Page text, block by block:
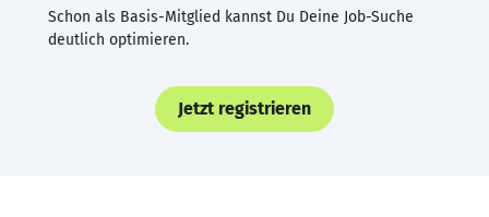
Schon als Basis-Mitglied kannst Du Deine Job-Suche
deutlich optimieren.
Jetzt registrieren